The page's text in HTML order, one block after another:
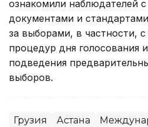
ознакомили наблюдателей
документами и
за выборами, в частности,
процедур дня голосования
подведения
выборов.
Грузия Астана